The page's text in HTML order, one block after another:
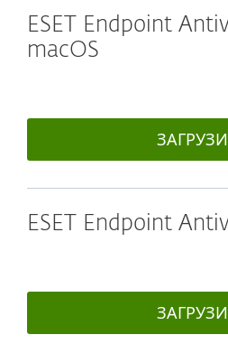
ESET Endpoint
macOS
ESET Endpoint